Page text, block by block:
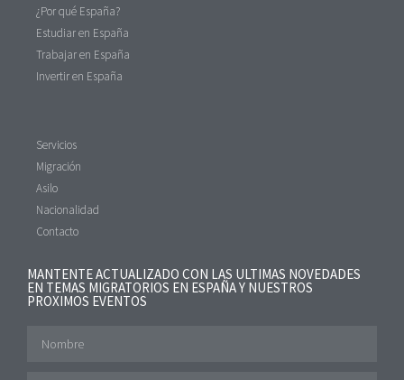
¿Por qué España?
Estudiar en España
Trabajar en España
Invertir en España
Servicios
Migración
Asilo
Nacionalidad
Contacto
MANTENTE ACTUALIZADO CON LAS ULTIMAS NOVEDADES
EN TEMAS MIGRATORIOS EN ESPAÑA Y NUESTROS
PROXIMOS EVENTOS